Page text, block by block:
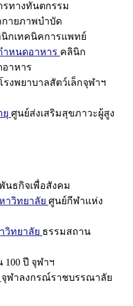
รทางทันตกรรม
ายภาพบำบัด
กเทคนิคการแพทย์
หนดอาหาร คลินิก
าหาร
รงพยาบาลสัตว์เล็กจุฬาฯ
ยุ ศูนย์ส่งเสริมสุขภาวะผู้สูง
นธกิจเพื่อสังคม
าวิทยาลัย ศูนย์กีฬาแห่ง
วิทยาลัย ธรรมสถาน
100 ปี จุฬาฯ
จุฬาลงกรณ์ราชบรรณาลัย